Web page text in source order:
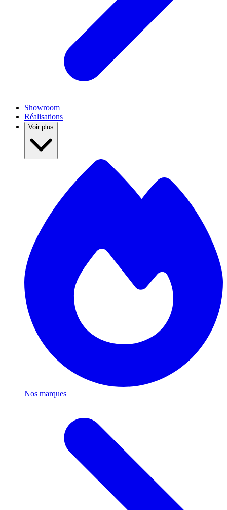
Showroom
Réalisations
Voir plus
Nos marques